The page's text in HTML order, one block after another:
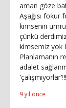
aman göze
Aşağısı fokur
kimsenin
çünkü
kimsemiz yok
Planlamanın
adalet
9 yıl önce